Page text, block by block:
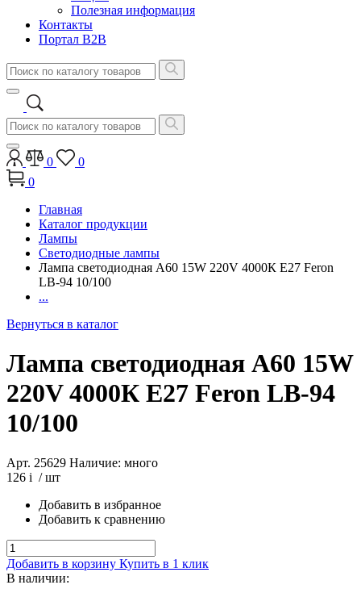
Полезная информация
Контакты
Портал B2B
0
0
0
Главная
Каталог продукции
Лампы
Светодиодные лампы
Лампа светодиодная A60 15W 220V 4000К E27 Feron
LB-94 10/100
...
Вернуться в каталог
Лампа светодиодная A60 15W
220V 4000К E27 Feron LB-94
10/100
Арт. 25629 Наличие: много
126 i / шт
Добавить в избранное
Добавить к сравнению
Добавить в корзину Купить в 1 клик
В наличии: